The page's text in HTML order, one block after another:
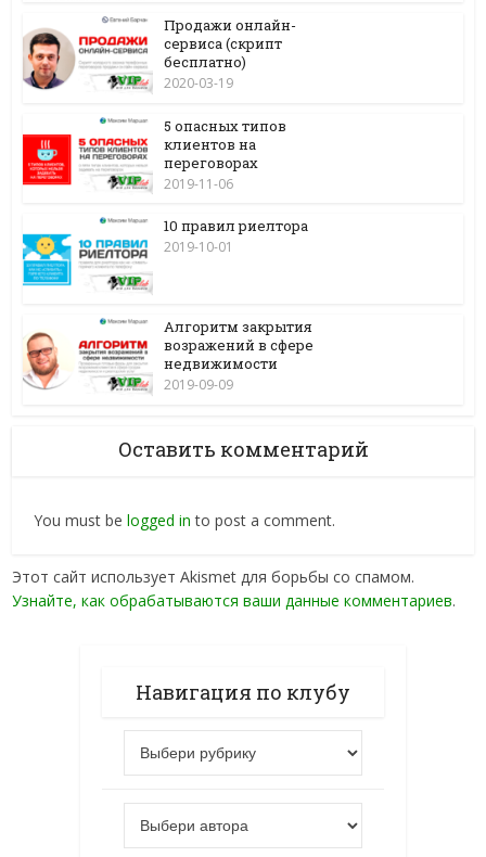
Продажи онлайн-
сервиса (скрипт
бесплатно)
2020-03-19
5 опасных типов
клиентов на
переговорах
2019-11-06
10 правил риелтора
2019-10-01
Алгоритм закрытия
возражений в сфере
недвижимости
2019-09-09
Оставить комментарий
You must belogged in to post a comment.
Этот сайт использует Akismet для борьбы со спамом.
Узнайте, как обрабатываются ваши данные комментариев.
Навигация по клубу